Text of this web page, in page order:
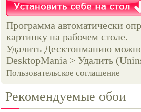
Программа автоматически
картинку на рабочем столе.
Удалить Десктопманию
DesktopMania > Удалить
Пользовательское соглашение
Рекомендуемые обои